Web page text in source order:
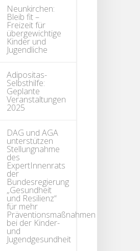
Neunkirchen:
Bleib fit –
Freizeit für
übergewichtige
Kinder und
Jugendliche
Adipositas-
Selbsthilfe:
Geplante
Veranstaltungen
2025
DAG und AGA
unterstützen
Stellungnahme
des
ExpertInnenrats
der
Bundesregierung
„Gesundheit
und Resilienz“
für mehr
Präventionsmaßnahmen
bei der Kinder-
und
Jugendgesundheit